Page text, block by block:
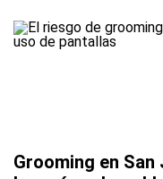
Grooming en San